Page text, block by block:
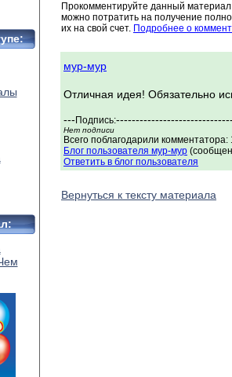
Прокомментируйте данный
можно потратить на получение
их на свой счет. Подробнее о
мур-мур
Отличная идея! Обязательно
--- Подпись:
Нет подписи
Всего поблагодарили
Блог пользователя мур-мур
Ответить в блог пользователя
Вернуться к тексту материала